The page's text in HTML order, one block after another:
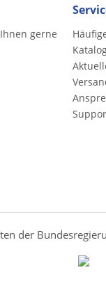
gerne
der